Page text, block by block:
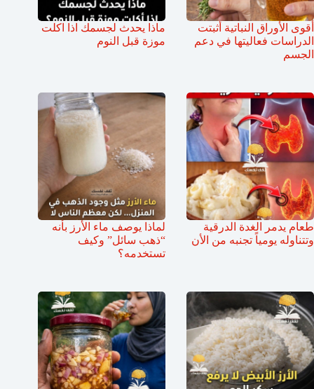
أقوى الأوراق النباتية أثبتت
الدراسات فعاليتها في دعم
الجسم
ماذا يحدث لجسمك اذا اكلت
موزة قبل النوم
طعام يدمر الغدة الدرقية
وتتناوله يومياً تجنبه من الأن
لماذا يوصف ماء الأرز بأنه
“ذهب سائل” وكيف
تستخدمه؟